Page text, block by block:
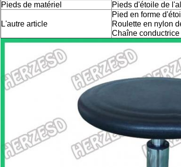
Pieds de matériel
Pieds d'étoile de
L'autre article
Pied en forme
Roulette en nylon
Chaîne conductrice